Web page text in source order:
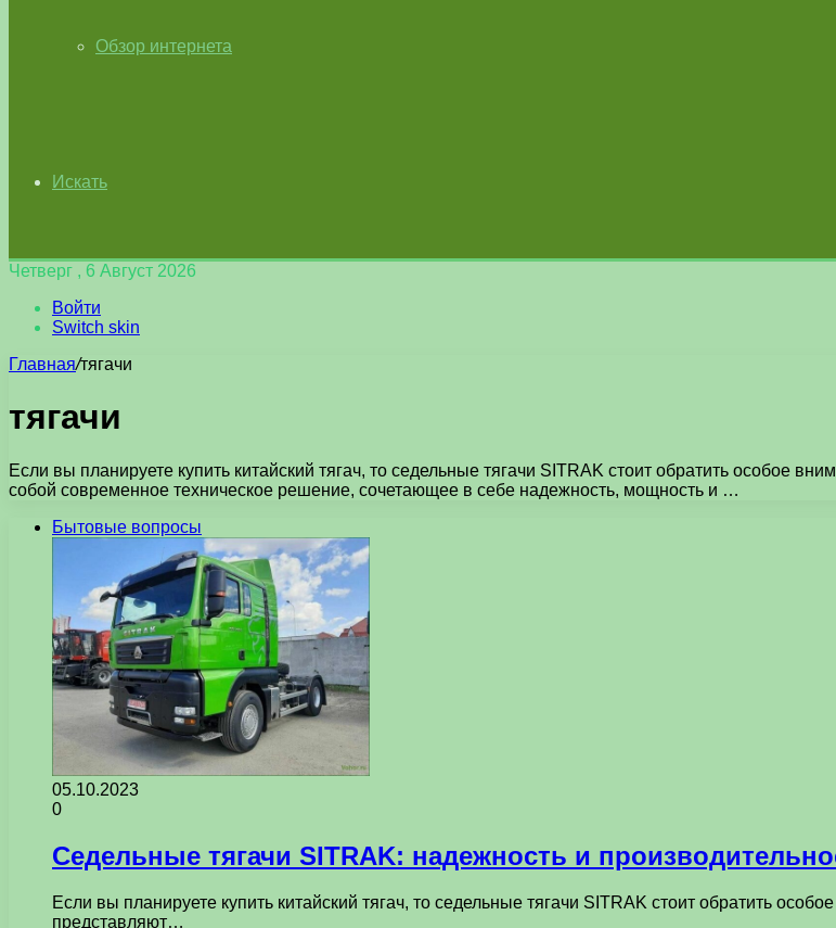
Обзор интернета
Искать
Четверг , 6 Август 2026
Войти
Switch skin
Главная/тягачи
тягачи
Если вы планируете купить китайский тягач, то седельные тягачи SITRAK стоит обратить особое
собой современное техническое решение, сочетающее в себе надежность, мощность и …
Бытовые вопросы
05.10.2023
0
Седельные тягачи SITRAK: надежность и
Если вы планируете купить китайский тягач, то седельные тягачи SITRAK стоит обратить
представляют…